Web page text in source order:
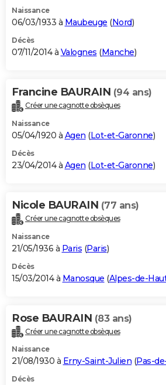
Naissance
06/03/1933 à Maubeuge (Nord)
Décès
07/11/2014 à Valognes (Manche)
Francine BAURAIN (94 ans)
Créer une cagnotte obsèques
Naissance
05/04/1920 à Agen (Lot-et-Garonne)
Décès
23/04/2014 à Agen (Lot-et-Garonne)
Nicole BAURAIN (77 ans)
Créer une cagnotte obsèques
Naissance
21/05/1936 à Paris (Paris)
Décès
15/03/2014 à Manosque (Alpes-de-
Rose BAURAIN (83 ans)
Créer une cagnotte obsèques
Naissance
21/08/1930 à Erny-Saint-Julien (Pas-
Décès